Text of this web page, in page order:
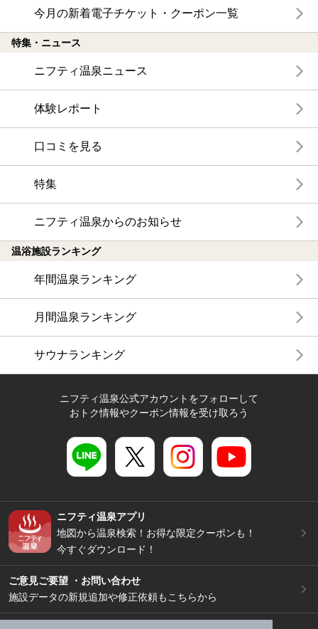
今月の新着電子チケット・クーポン一覧
特集・ニュース
ニフティ温泉ニュース
体験レポート
口コミを見る
特集
ニフティ温泉からのお知らせ
温浴施設ランキング
年間温泉ランキング
月間温泉ランキング
サウナランキング
ニフティ温泉公式アカウントをフォローして
おトク情報やクーポン情報を受け取ろう
ニフティ温泉アプリ
地図から温泉検索！お得な限定クーポンも！
今すぐダウンロード！
ご意見ご要望 ・お問い合わせ
施設データの新規追加や修正依頼もこちらから